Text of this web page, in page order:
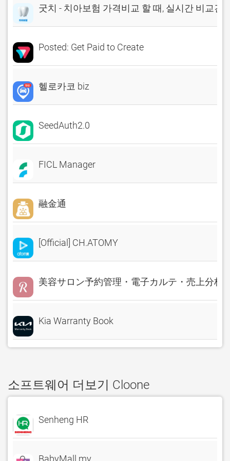
굿치 - 치아보험 가격비교 할 때, 실시간 비교견
Posted: Get Paid to Create
헬로카코 biz
SeedAuth2.0
FICL Manager
融金通
[Official] CH.ATOMY
美容サロン予約管理・電子カルテ・売上分析
Kia Warranty Book
소프트웨어 더보기 Cloone
Senheng HR
BabyMall.my